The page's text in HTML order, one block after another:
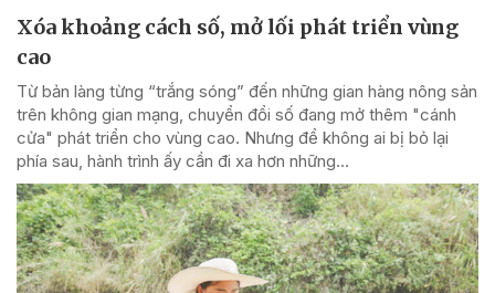
Xóa khoảng cách số, mở lối phát triển vùng
cao
Từ bản làng từng “trắng sóng” đến những gian hàng nông sản
trên không gian mạng, chuyển đổi số đang mở thêm "cánh
cửa" phát triển cho vùng cao. Nhưng để không ai bị bỏ lại
phía sau, hành trình ấy cần đi xa hơn những...